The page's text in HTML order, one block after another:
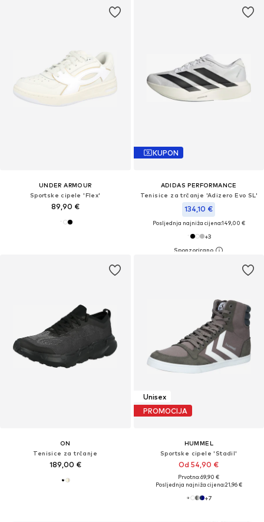
UNDER ARMOUR
Sportske cipele 'Flex'
89,90 €
KUPON
ADIDAS PERFORMANCE
Tenisice za trčanje 'Adizero Evo SL'
134,10 €
Posljednja najniža cijena:149,00 €
+3
ON
Tenisice za trčanje
189,00 €
Unisex
PROMOCIJA
HUMMEL
Sportske cipele 'Stadil'
Od 54,90 €
Prvotno: 69,90 €
Posljednja najniža cijena:21,96 €
+7